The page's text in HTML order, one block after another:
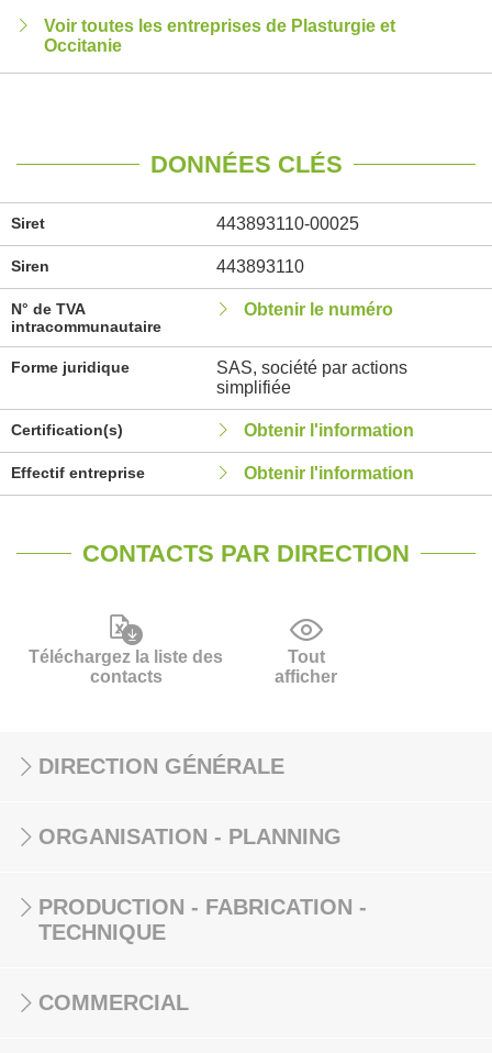
Voir toutes les entreprises de Plasturgie et
Occitanie
DONNÉES CLÉS
Siret 443893110-00025
Siren 443893110
N° de TVA
intracommunautaire
Obtenir le numéro
Forme juridique
SAS, société par actions
simplifiée
Certification(s) Obtenir l'information
Effectif entreprise Obtenir l'information
CONTACTS PAR DIRECTION
Téléchargez la liste des
contacts
Tout
afficher
DIRECTION GÉNÉRALE
ORGANISATION - PLANNING
PRODUCTION - FABRICATION -
TECHNIQUE
COMMERCIAL